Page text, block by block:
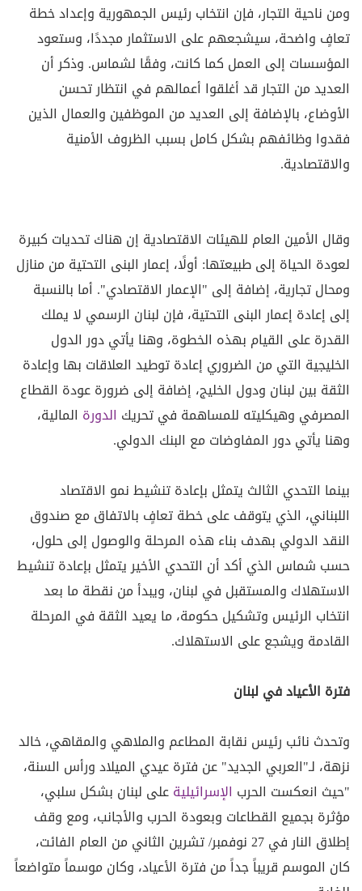
ومن ناحية التجار، فإن انتخاب رئيس الجمهورية وإعداد خطة
تعافٍ واضحة، سيشجعهم على الاستثمار مجددًا، وستعود
المؤسسات إلى العمل كما كانت، وفقًا لشماس. وذكر أن
العديد من التجار قد أغلقوا أعمالهم في انتظار تحسن
الأوضاع، بالإضافة إلى العديد من الموظفين والعمال الذين
فقدوا وظائفهم بشكل كامل بسبب الظروف الأمنية
والاقتصادية.
وقال الأمين العام للهيئات الاقتصادية إن هناك تحديات كبيرة
لعودة الحياة إلى طبيعتها: أولًا، إعمار البنى التحتية من منازل
ومحال تجارية، إضافة إلى "الإعمار الاقتصادي". أما بالنسبة
إلى إعادة إعمار البنى التحتية، فإن لبنان الرسمي لا يملك
القدرة على القيام بهذه الخطوة، وهنا يأتي دور الدول
الخليجية التي من الضروري إعادة توطيد العلاقات بها وإعادة
الثقة بين لبنان ودول الخليج، إضافة إلى ضرورة عودة القطاع
المصرفي وهيكليته للمساهمة في تحريك الدورة المالية،
وهنا يأتي دور المفاوضات مع البنك الدولي.
بينما التحدي الثالث يتمثل بإعادة تنشيط نمو الاقتصاد
اللبناني، الذي يتوقف على خطة تعافٍ بالاتفاق مع صندوق
النقد الدولي بهدف بناء هذه المرحلة والوصول إلى حلول،
حسب شماس الذي أكد أن التحدي الأخير يتمثل بإعادة تنشيط
الاستهلاك والمستقبل في لبنان، ويبدأ من نقطة ما بعد
انتخاب الرئيس وتشكيل حكومة، ما يعيد الثقة في المرحلة
القادمة ويشجع على الاستهلاك.
فترة الأعياد في لبنان
وتحدث نائب رئيس نقابة المطاعم والملاهي والمقاهي، خالد
نزهة، لـ"العربي الجديد" عن فترة عيدي الميلاد ورأس السنة،
"حيث انعكست الحرب الإسرائيليةعلى لبنان بشكل سلبي،
مؤثرة بجميع القطاعات وبعودة الحرب والأجانب، ومع وقف
إطلاق النار في 27 نوفمبر/ تشرين الثاني من العام الفائت،
كان الموسم قريباً جداً من فترة الأعياد، وكان موسماً متواضعاً